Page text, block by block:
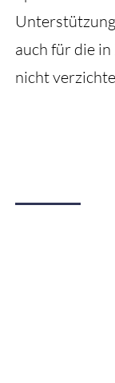
auch für die
nicht